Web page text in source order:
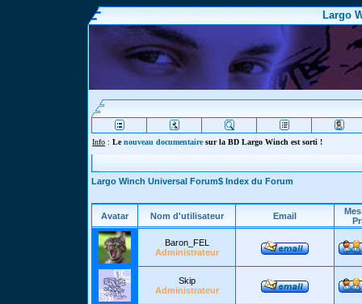
Largo
Info : Lenouveau documentairesur la BD Largo Winch est sorti !
Largo Winch Universal Forum$ Index du Forum
Avatar Nom d'utilisateur Email
Baron_FEL
Administrateur
Skip
Administrateur